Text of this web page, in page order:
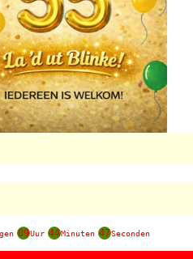
09Uur 44Minuten 47Seconden